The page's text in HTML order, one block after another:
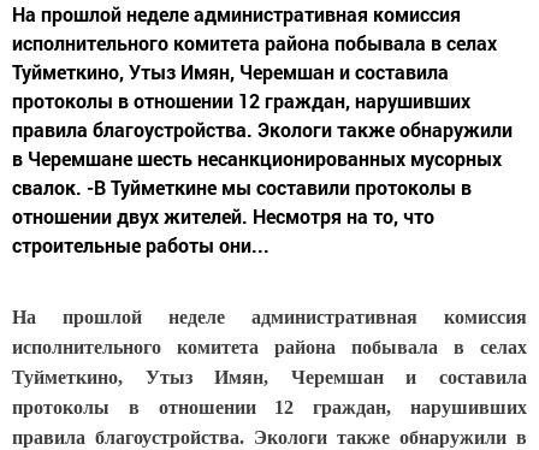
На прошлой неделе административная комиссия
исполнительного комитета района побывала в селах
Туйметкино, Утыз Имян, Черемшан и составила
протоколы в отношении 12 граждан, нарушивших
правила благоустройства. Экологи также обнаружили
в Черемшане шесть несанкционированных мусорных
свалок. -В Туйметкине мы составили протоколы в
отношении двух жителей. Несмотря на то, что
строительные работы они...
На прошлой неделе административная комиссия
исполнительного комитета района побывала в селах
Туйметкино, Утыз Имян, Черемшан и составила
протоколы в отношении 12 граждан, нарушивших
правила благоустройства. Экологи также обнаружили в